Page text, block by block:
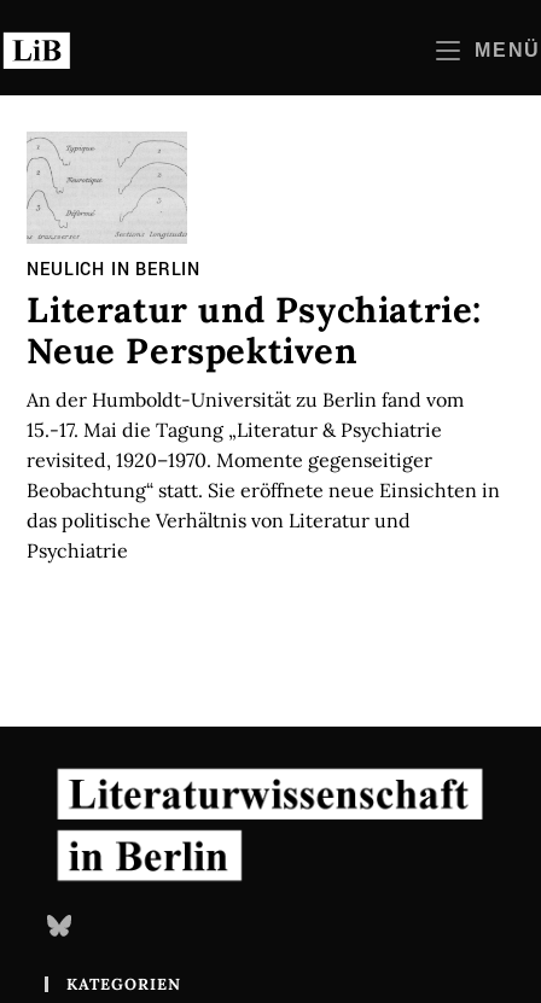
Inhalt
springen
MENÜ
NEULICH IN BERLIN
Literatur und Psychiatrie:
Neue Perspektiven
An der Humboldt-Universität zu Berlin fand vom
15.-17. Mai die Tagung „Literatur & Psychiatrie
revisited, 1920–1970. Momente gegenseitiger
Beobachtung“ statt. Sie eröffnete neue Einsichten in
das politische Verhältnis von Literatur und
Psychiatrie
Bluesky
KATEGORIEN